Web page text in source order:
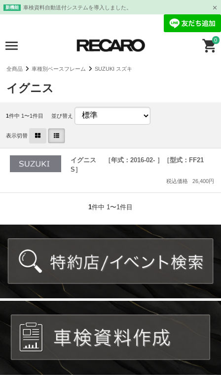
新機能 車検資料自動送付システムを導入しました。
0
全商品 車種別ベースフレーム SUZUKI スズキ
イグニス
1件中 1〜1件目 並び替え
表示切替
イグニス ［年式：2016-02- ］［型式：FF21
S］
税込価格 26,400円
1件中 1〜1件目